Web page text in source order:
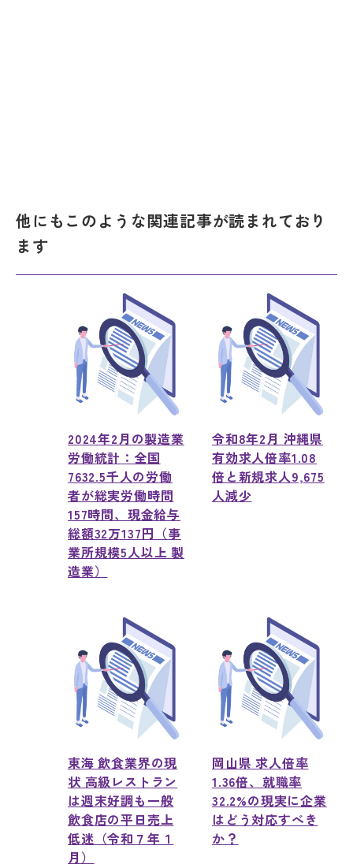
他にもこのような関連記事が読まれており
ます
2024年2月の製造業
労働統計：全国
7632.5千人の労働
者が総実労働時間
157時間、現金給与
総額32万137円（事
業所規模5人以上 製
造業）
令和8年2月 沖縄県
有効求人倍率1.08
倍と新規求人9,675
人減少
東海 飲食業界の現
状 高級レストラン
は週末好調も一般
飲食店の平日売上
低迷（令和７年１
月）
岡山県 求人倍率
1.36倍、就職率
32.2%の現実に企業
はどう対応すべき
か？